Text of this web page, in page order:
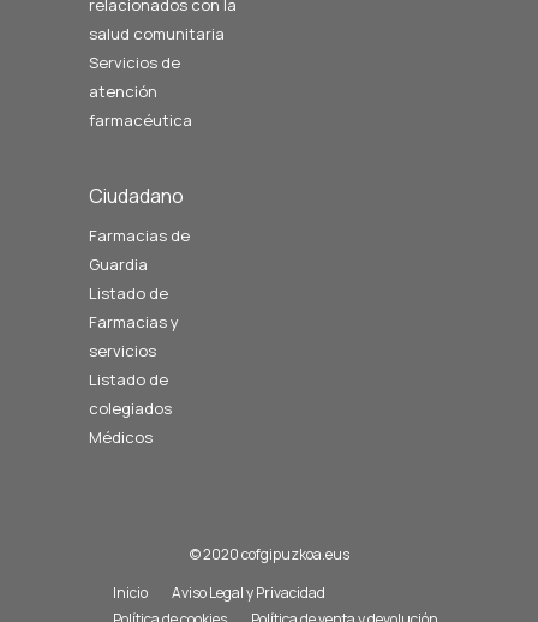
relacionados con la
salud comunitaria
Servicios de
atención
farmacéutica
Ciudadano
Farmacias de
Guardia
Listado de
Farmacias y
servicios
Listado de
colegiados
Médicos
© 2020 cofgipuzkoa.eus
Inicio
Aviso Legal y Privacidad